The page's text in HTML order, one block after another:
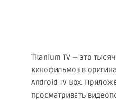
Titanium TV — это
кинофильмов в
Android TV Box.
просматривать